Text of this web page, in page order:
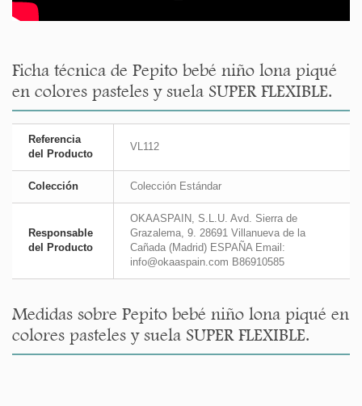
Ficha técnica de Pepito bebé niño lona piqué
en colores pasteles y suela SUPER FLEXIBLE.
Referencia
del Producto
VL112
Colección Colección Estándar
Responsable
del Producto
OKAASPAIN, S.L.U. Avd. Sierra de
Grazalema, 9. 28691 Villanueva de la
Cañada (Madrid) ESPAÑA Email:
info@okaaspain.com B86910585
Medidas sobre Pepito bebé niño lona piqué en
colores pasteles y suela SUPER FLEXIBLE.